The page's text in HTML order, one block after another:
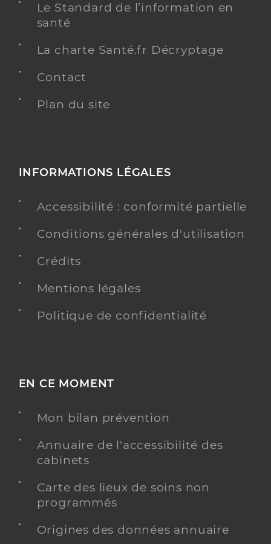
Le Standard de l’information en
santé
La charte Santé.fr Décryptage
Contact
Plan du site
INFORMATIONS LÉGALES
Accessibilité : conformité partielle
Conditions générales d'utilisation
Crédits
Mentions légales
Politique de confidentialité
EN CE MOMENT
Mon bilan prévention
Annuaire de l'accessibilité des
cabinets
Carte des lieux de soins non
programmés
Origines des données annuaire